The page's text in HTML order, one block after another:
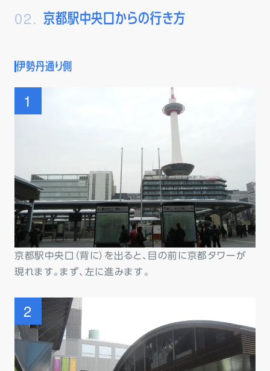
02. 京都駅中央口からの行き方
伊勢丹通り側
京都駅中央口（背に）を出ると、目の前に京都タワーが
現れます。まず、左に進みます。